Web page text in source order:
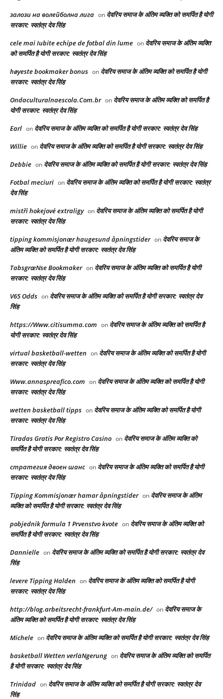
залози на волейболна лига on देवरिय समाज के अंतिम व्यक्ति को समर्पित है योगी
सरकार: स्वतंत्र देव सिंह
cele mai Iubite echipe de fotbal din lume on देवरिय समाज के अंतिम व्यक्ति
को समर्पित है योगी सरकार: स्वतंत्र देव सिंह
høyeste bookmaker bonus on देवरिय समाज के अंतिम व्यक्ति को समर्पित है योगी
सरकार: स्वतंत्र देव सिंह
Ondaculturalnaescola.Com.br on देवरिय समाज के अंतिम व्यक्ति को समर्पित है
योगी सरकार: स्वतंत्र देव सिंह
Earl on देवरिय समाज के अंतिम व्यक्ति को समर्पित है योगी सरकार: स्वतंत्र देव सिंह
Willie on देवरिय समाज के अंतिम व्यक्ति को समर्पित है योगी सरकार: स्वतंत्र देव सिंह
Debbie on देवरिय समाज के अंतिम व्यक्ति को समर्पित है योगी सरकार: स्वतंत्र देव सिंह
Fotbal meciuri on देवरिय समाज के अंतिम व्यक्ति को समर्पित है योगी सरकार: स्वतंत्र
देव सिंह
mistři hokejové extraligy on देवरिय समाज के अंतिम व्यक्ति को समर्पित है योगी
सरकार: स्वतंत्र देव सिंह
tipping kommisjonær haugesund åpningstider on देवरिय समाज के
अंतिम व्यक्ति को समर्पित है योगी सरकार: स्वतंत्र देव सिंह
TabsgræNse Bookmaker on देवरिय समाज के अंतिम व्यक्ति को समर्पित है योगी
सरकार: स्वतंत्र देव सिंह
V65 Odds on देवरिय समाज के अंतिम व्यक्ति को समर्पित है योगी सरकार: स्वतंत्र देव
सिंह
https://Www.citisumma.com on देवरिय समाज के अंतिम व्यक्ति को समर्पित है
योगी सरकार: स्वतंत्र देव सिंह
virtual basketball-wetten on देवरिय समाज के अंतिम व्यक्ति को समर्पित है योगी
सरकार: स्वतंत्र देव सिंह
Www.annaspreafico.com on देवरिय समाज के अंतिम व्यक्ति को समर्पित है योगी
सरकार: स्वतंत्र देव सिंह
wetten basketball tipps on देवरिय समाज के अंतिम व्यक्ति को समर्पित है योगी
सरकार: स्वतंत्र देव सिंह
Tiradas Gratis Por Registro Casino on देवरिय समाज के अंतिम व्यक्ति को
समर्पित है योगी सरकार: स्वतंत्र देव सिंह
стратегия двоен шанс on देवरिय समाज के अंतिम व्यक्ति को समर्पित है योगी
सरकार: स्वतंत्र देव सिंह
Tipping Kommisjonær hamar åpningstider on देवरिय समाज के अंतिम
व्यक्ति को समर्पित है योगी सरकार: स्वतंत्र देव सिंह
pobjednik formula 1 Prvenstvo kvote on देवरिय समाज के अंतिम व्यक्ति को
समर्पित है योगी सरकार: स्वतंत्र देव सिंह
Dannielle on देवरिय समाज के अंतिम व्यक्ति को समर्पित है योगी सरकार: स्वतंत्र देव
सिंह
levere Tipping Halden on देवरिय समाज के अंतिम व्यक्ति को समर्पित है योगी
सरकार: स्वतंत्र देव सिंह
http://blog.arbeitsrecht-frankfurt-Am-main.de/ on देवरिय समाज के
अंतिम व्यक्ति को समर्पित है योगी सरकार: स्वतंत्र देव सिंह
Michele on देवरिय समाज के अंतिम व्यक्ति को समर्पित है योगी सरकार: स्वतंत्र देव सिंह
basketball Wetten verläNgerung on देवरिय समाज के अंतिम व्यक्ति को समर्पित
है योगी सरकार: स्वतंत्र देव सिंह
Trinidad on देवरिय समाज के अंतिम व्यक्ति को समर्पित है योगी सरकार: स्वतंत्र देव
सिंह